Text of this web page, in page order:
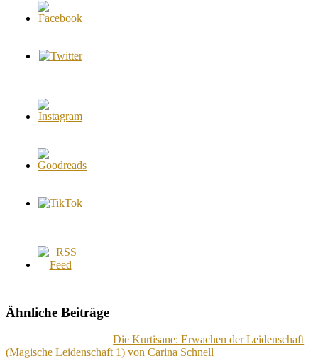
Ähnliche Beiträge
Die Kurtisane: Erwachen der Leidenschaft
(Magische Leidenschaft 1) von Carina Schnell